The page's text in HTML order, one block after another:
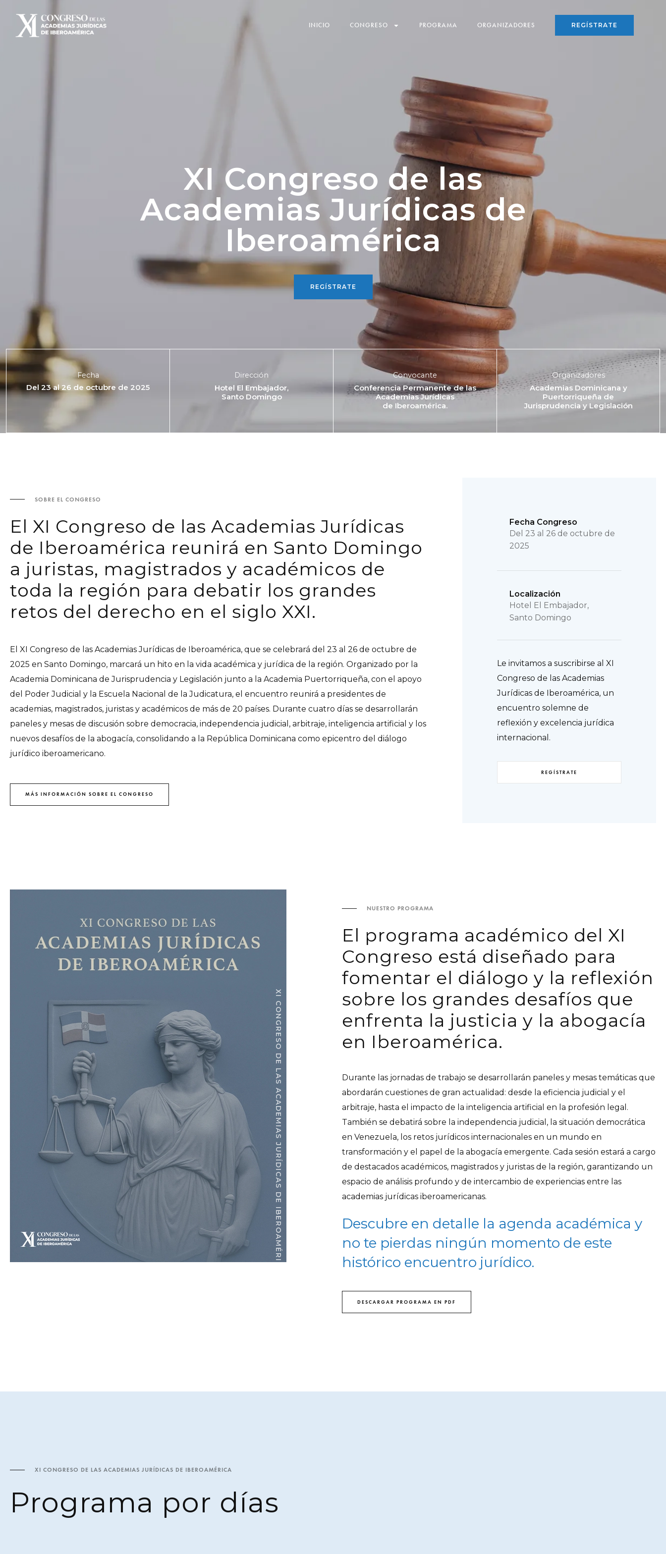
INICIO CONGRESO PROGRAMA ORGANIZADORES REGÍSTRATE
XI Congreso de las
Academias Jurídicas de
Iberoamérica
REGÍSTRATE
Fecha
Del 23 al 26 de octubre de 2025
Dirección
Hotel El Embajador,
Santo Domingo
Convocante
Conferencia Permanente de las
Academias Jurídicas
de Iberoamérica.
Organizadores
Academias Dominicana y
Puertorriqueña de
Jurisprudencia y Legislación
SOBRE EL CONGRESO
El XI Congreso de las Academias Jurídicas
de Iberoamérica reunirá en Santo Domingo
a juristas, magistrados y académicos de
toda la región para debatir los grandes
retos del derecho en el siglo XXI.
El XI Congreso de las Academias Jurídicas de Iberoamérica, que se celebrará del 23 al 26 de octubre de
2025 en Santo Domingo, marcará un hito en la vida académica y jurídica de la región. Organizado por la
Academia Dominicana de Jurisprudencia y Legislación junto a la Academia Puertorriqueña, con el apoyo
del Poder Judicial y la Escuela Nacional de la Judicatura, el encuentro reunirá a presidentes de
academias, magistrados, juristas y académicos de más de 20 países. Durante cuatro días se desarrollarán
paneles y mesas de discusión sobre democracia, independencia judicial, arbitraje, inteligencia artificial y los
nuevos desafíos de la abogacía, consolidando a la República Dominicana como epicentro del diálogo
jurídico iberoamericano.
MÁS INFORMACIÓN SOBRE EL CONGRESO
Fecha Congreso
Del 23 al 26 de octubre de
2025
Localización
Hotel El Embajador,
Santo Domingo
Le invitamos a suscribirse al XI
Congreso de las Academias
Jurídicas de Iberoamérica, un
encuentro solemne de
reflexión y excelencia jurídica
internacional.
REGÍSTRATE
XI CONGRESO DE LAS ACADEMIAS JURÍDICAS DE IBEROAMÉRICA
NUESTRO PROGRAMA
El programa académico del XI
Congreso está diseñado para
fomentar el diálogo y la reflexión
sobre los grandes desafíos que
enfrenta la justicia y la abogacía
en Iberoamérica.
Durante las jornadas de trabajo se desarrollarán paneles y mesas temáticas que
abordarán cuestiones de gran actualidad: desde la eficiencia judicial y el
arbitraje, hasta el impacto de la inteligencia artificial en la profesión legal.
También se debatirá sobre la independencia judicial, la situación democrática
en Venezuela, los retos jurídicos internacionales en un mundo en
transformación y el papel de la abogacía emergente. Cada sesión estará a cargo
de destacados académicos, magistrados y juristas de la región, garantizando un
espacio de análisis profundo y de intercambio de experiencias entre las
academias jurídicas iberoamericanas.
Descubre en detalle la agenda académica y
no te pierdas ningún momento de este
histórico encuentro jurídico.
DESCARGAR PROGRAMA EN PDF
XI CONGRESO DE LAS ACADEMIAS JURÍDICAS DE IBEROAMÉRICA
Programa por días